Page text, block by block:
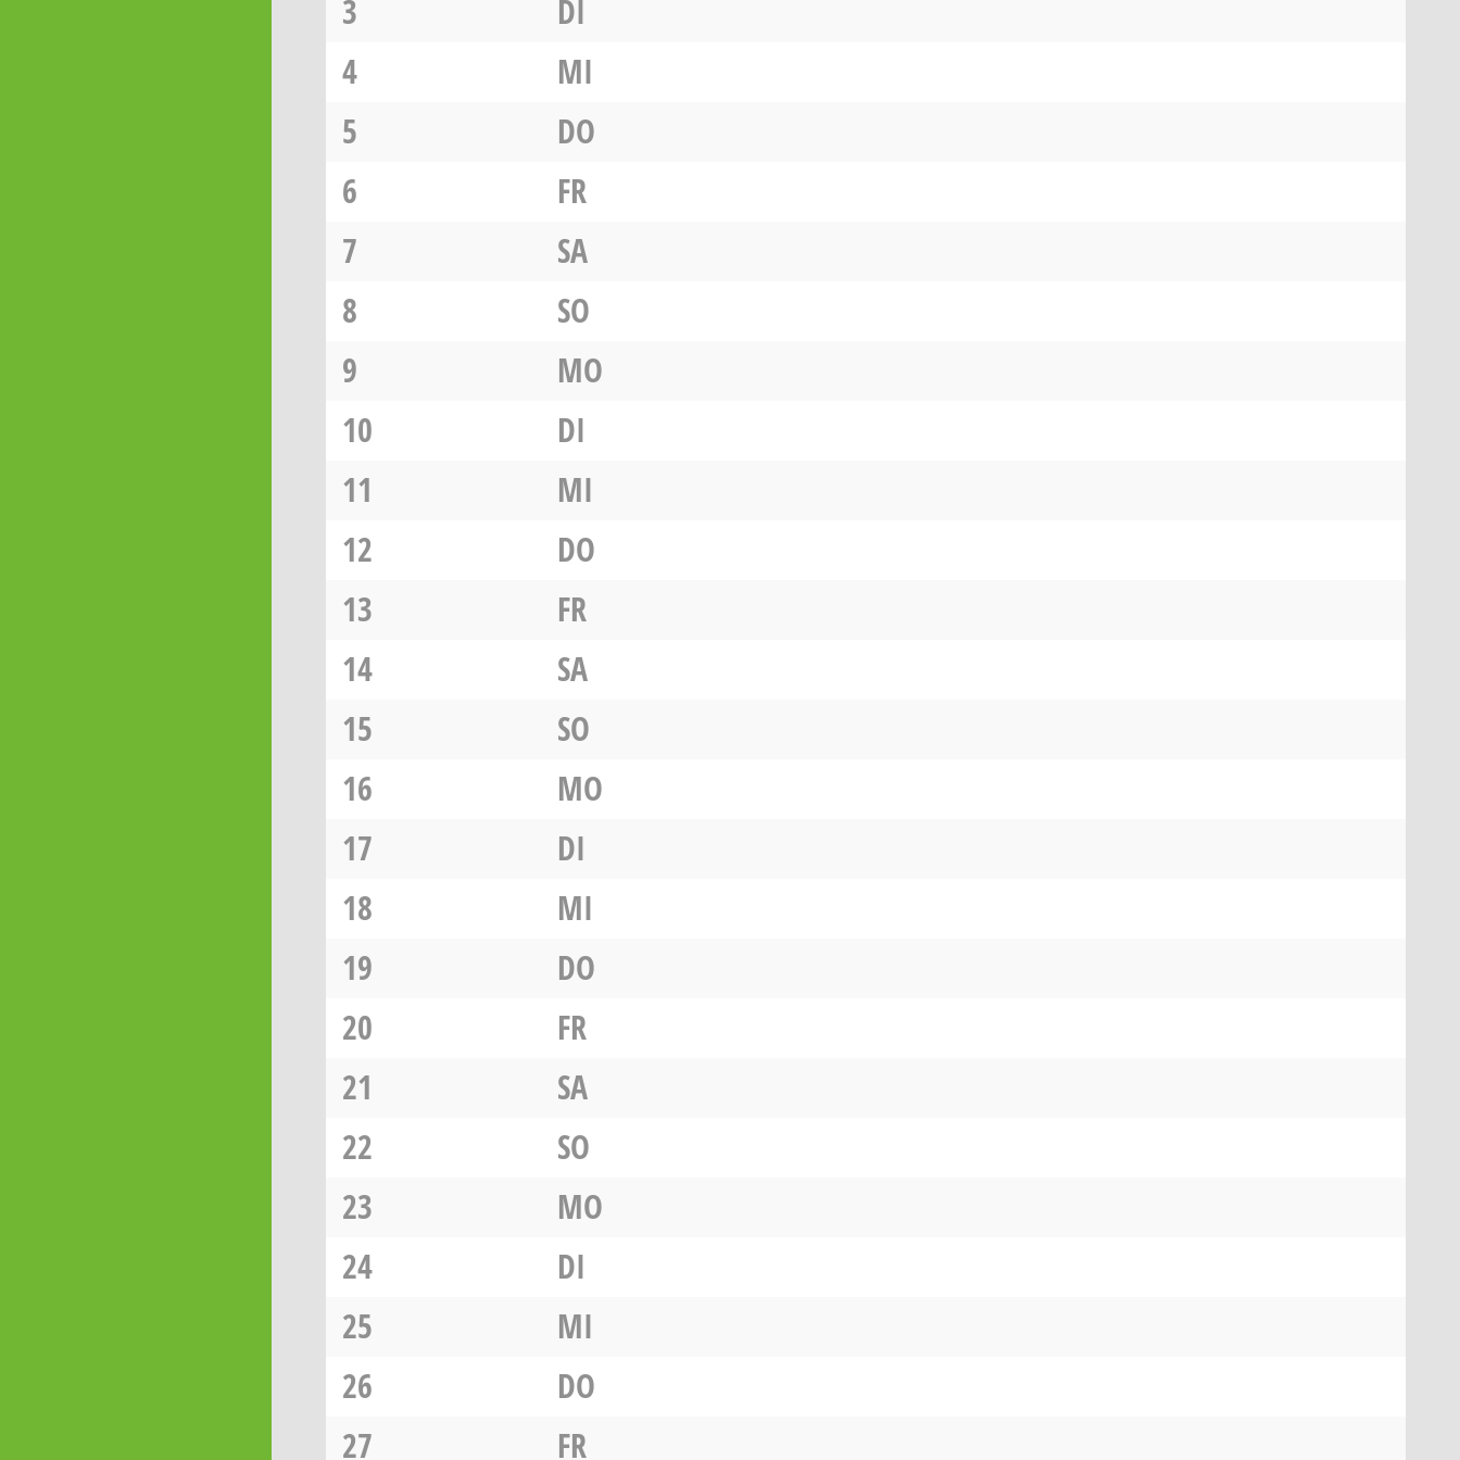
3
DI
4
MI
5
DO
6
FR
7
SA
8
SO
9
MO
10
DI
11
MI
12
DO
13
FR
14
SA
15
SO
16
MO
17
DI
18
MI
19
DO
20
FR
21
SA
22
SO
23
MO
24
DI
25
MI
26
DO
27
FR